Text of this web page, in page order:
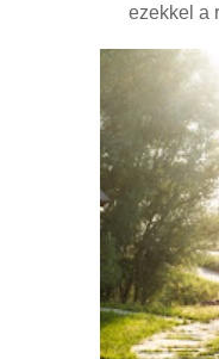
ezekkel a